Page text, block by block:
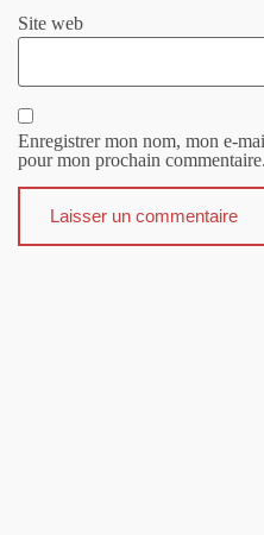
Site web
Enregistrer mon nom, mon e-
pour mon prochain commentaire.